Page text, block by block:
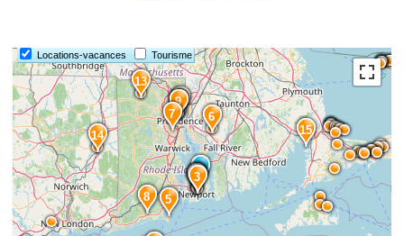
Locations-vacances Tourisme
15
14
13
11
10
9
8
7 6
5
4
3
2
1